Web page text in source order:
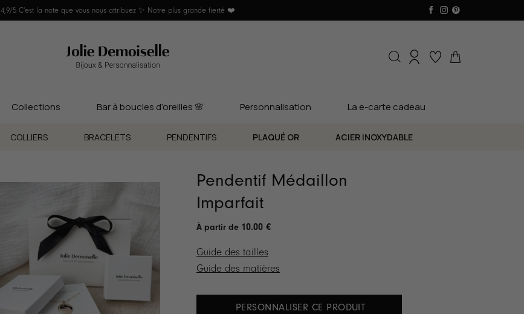
4,9/5 C'est la note que vous nous attribuez ✨ Notre plus grande fierté ❤️
Collections Bar à boucles d’oreilles 🌸 Personnalisation La e-carte cadeau
COLLIERS BRACELETS PENDENTIFS PLAQUÉ OR ACIER INOXYDABLE
Pendentif Médaillon
Imparfait
10.00 €
Guide des tailles
Guide des matières
PERSONNALISER CE PRODUIT